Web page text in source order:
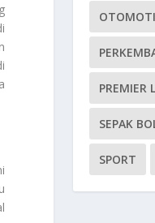
PREMIER
SEPAK
SPORT